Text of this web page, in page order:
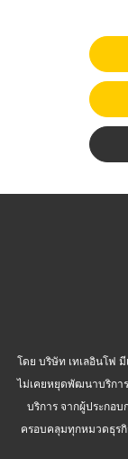
โดย บริษัท เทเลอินโฟ
ไม่เคยหยุดพัฒนาบริกา
บริการ จากผู้ประกอ
ครอบคลุมทุกหมวดธุร